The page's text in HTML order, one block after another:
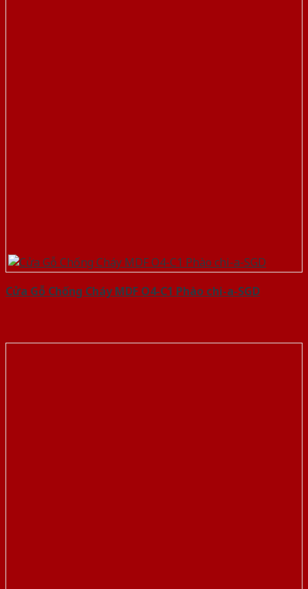
Cửa Gỗ Chống Cháy MDF O4-C1 Phào chi-a-SGD